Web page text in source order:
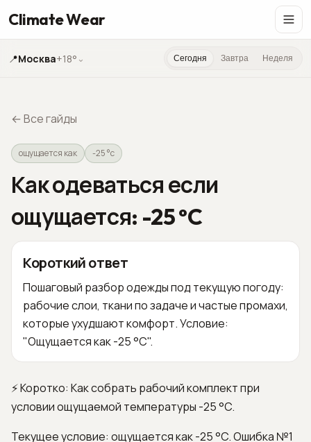
Climate Wear
📍Москва+18° ⌄ Сегодня Завтра Неделя
←Все гайды
ощущается как -25 °c
Как одеваться если
ощущается: -25 °C
Короткий ответ
Пошаговый разбор одежды под текущую погоду:
рабочие слои, ткани по задаче и частые промахи,
которые ухудшают комфорт. Условие:
"Ощущается как -25 °C".
⚡ Коротко: Как собрать рабочий комплект при
условии ощущаемой температуры -25 °C.
Текущее условие: ощущается как -25 °C. Ошибка №1